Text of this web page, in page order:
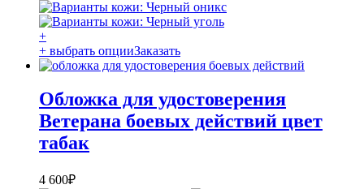
+
+ выбрать опцииЗаказать
Обложка для удостоверения
Ветерана боевых действий цвет
табак
4 600₽